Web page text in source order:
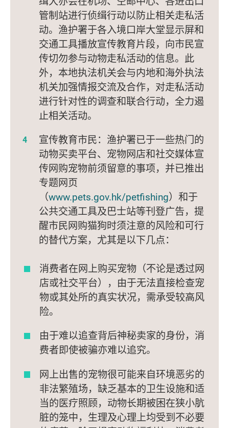
管制站进行侦缉行动以防止相关走私活
动。渔护署于各入境口岸大堂显示屏和
交通工具播放宣传教育片段，向市民宣
传切勿参与动物走私活动的信息。此
外，本地执法机关会与内地和海外执法
机关加强情报交流及合作，对走私活动
进行针对性的调查和联合行动，全力遏
止相关活动。
宣传教育市民：渔护署已于一些热门的
动物买卖平台、宠物网店和社交媒体宣
传网购宠物前须留意的事项，并已推出
专题网页
（www.pets.gov.hk/petfishing）和于
公共交通工具及巴士站等刊登广告，提
醒市民网购猫狗时须注意的风险和可行
的替代方案，尤其是以下几点：
消费者在网上购买宠物（不论是透过网
店或社交平台），由于无法直接检查宠
物或其处所的真实状况，需承受较高风
险。
由于难以追查背后神秘卖家的身份，消
费者即使被骗亦难以追究。
网上出售的宠物很可能来自环境恶劣的
非法繁殖场，缺乏基本的卫生设施和适
当的医疗照顾，动物长期被困在狭小肮
脏的笼中，生理及心理上均受到不必要